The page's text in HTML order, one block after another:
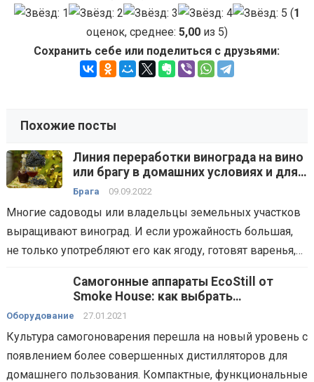
(1
оценок, среднее: 5,00из 5)
Сохранить себе или поделиться с друзьями:
Похожие посты
Линия переработки винограда на вино
или брагу в домашних условиях и для
малых производств — технологии,
Брага 09.09.2022
Многие садоводы или владельцы земельных участков
выращивают виноград. И если урожайность большая,
не только употребляют его как ягоду, готовят варенья,…
Самогонные аппараты EcoStill от
Smoke Housе: как выбрать
дистиллятор для домашнего
Оборудование 27.01.2021
Культура самогоноварения перешла на новый уровень с
появлением более совершенных дистилляторов для
домашнего пользования. Компактные, функциональные